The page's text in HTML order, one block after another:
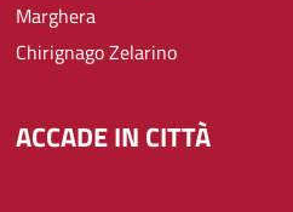
Marghera
Chirignago Zelarino
ACCADE IN CITTÀ